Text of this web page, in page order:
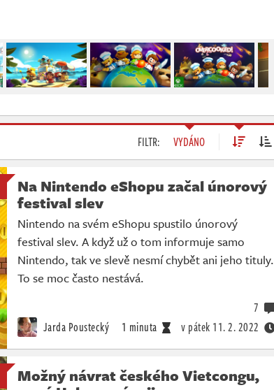
FILTR: VYDÁNO
Na Nintendo eShopu začal únorový
festival slev
Nintendo na svém eShopu spustilo únorový
festival slev. A když už o tom informuje samo
Nintendo, tak ve slevě nesmí chybět ani jeho tituly.
To se moc často nestává.
Jarda Poustecký 1 minuta v pátek 11. 2. 2022
7
Možný návrat českého Vietcongu,